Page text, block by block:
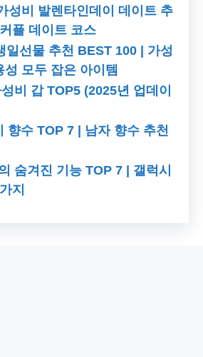
성비 발렌타인데이 데이트 추
플 데이트 코스
일선물 추천 BEST 100 | 가성
성 모두 잡은 아이템
비 갑 TOP5 (2025년 업데이
향수 TOP 7 | 남자 향수 추천
숨겨진 기능 TOP 7 | 갤럭시
지